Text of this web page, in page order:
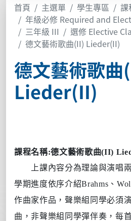
首頁 主選單 學生專區 課
年級必修 Required and
三年級 III
選修 Elective
德文藝術歌曲(II) Lieder(II)
德文藝術歌曲
Lieder(II)
課程名稱:德文藝術歌曲(II)
上課內容分為理論與演唱兩
學期進度依序介紹Brahms 、
作曲家作品，聲樂組同學必須
曲，非聲樂組同學彈伴奏，每